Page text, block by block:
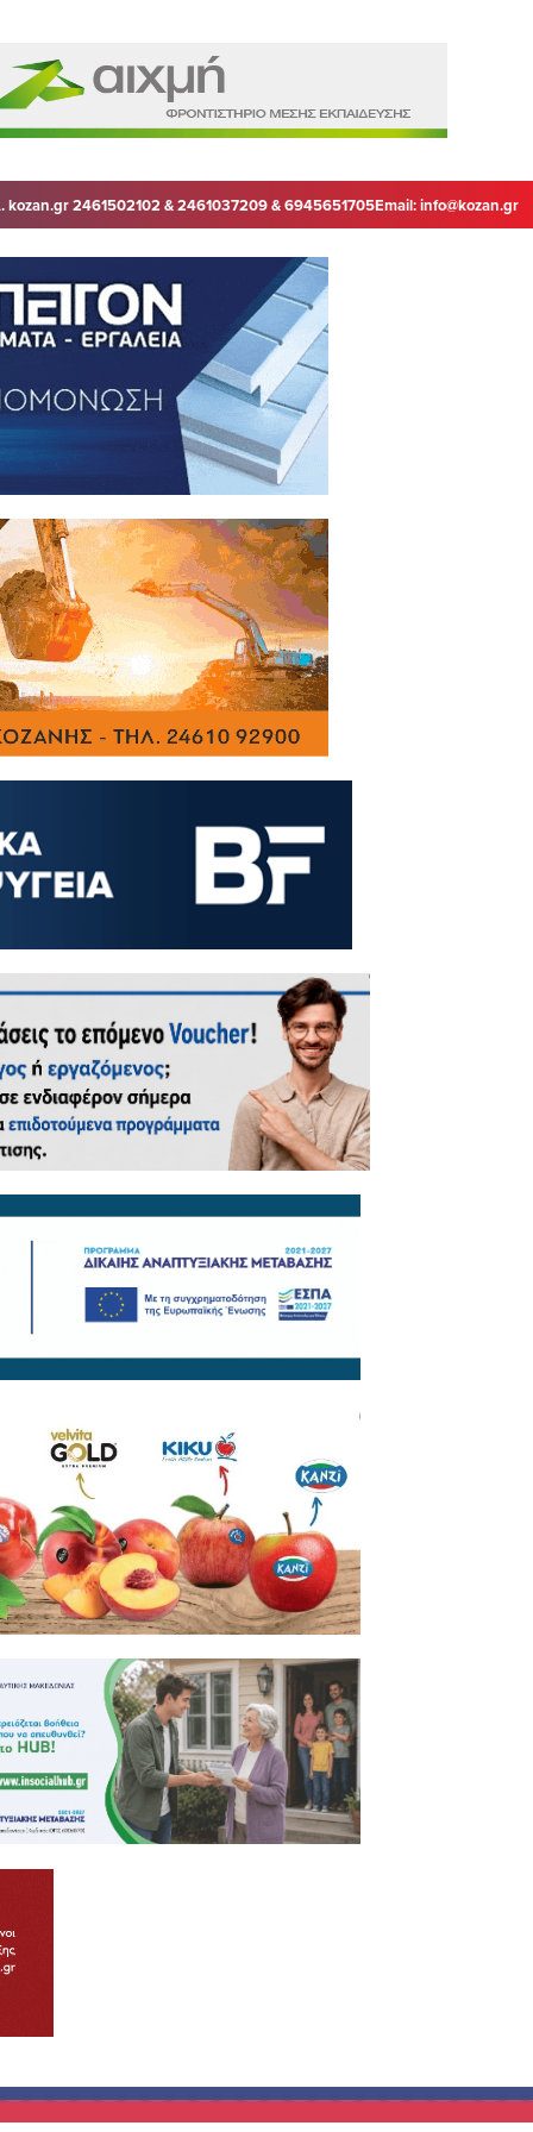
kozan.gr 2461502102 & 2461037209 & 6945651705Email:info@kozan.gr